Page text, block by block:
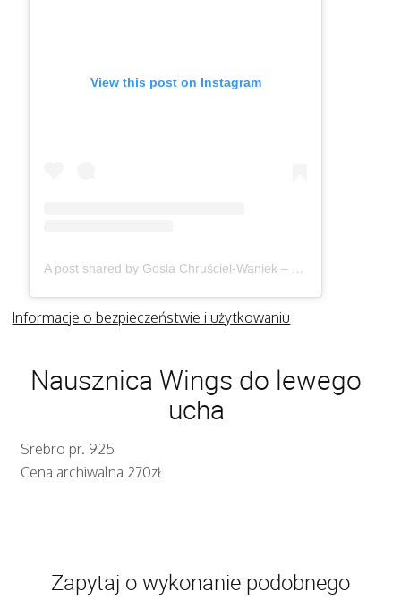
View this post on Instagram
A post shared by Gosia Chruściel-Waniek – Biżuteria (@gosiawaniek)
Informacje o bezpieczeństwie i użytkowaniu
Nausznica Wings do lewego
ucha
Srebro pr. 925
Cena archiwalna 270zł
Zapytaj o wykonanie podobnego